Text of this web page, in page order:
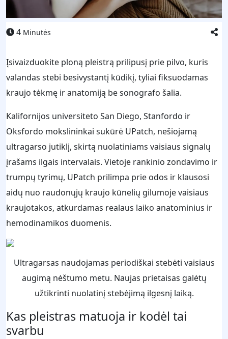
4 Minutės
Įsivaizduokite ploną pleistrą prilipusį prie pilvo, kuris
valandas stebi besivystantį kūdikį, tyliai fiksuodamas
kraujo tėkmę ir anatomiją be sonografo šalia.
Kalifornijos universiteto San Diego, Stanfordo ir
Oksfordo mokslininkai sukūrė UPatch, nešiojamą
ultragarso jutiklį, skirtą nuolatiniams vaisiaus signalų
įrašams ilgais intervalais. Vietoje rankinio zondavimo ir
trumpų tyrimų, UPatch prilimpa prie odos ir klausosi
aidų nuo raudonųjų kraujo kūnelių gilumoje vaisiaus
kraujotakos, atkurdamas realaus laiko anatominius ir
hemodinamikos duomenis.
Ultragarsas naudojamas periodiškai stebėti vaisiaus
augimą nėštumo metu. Naujas prietaisas galėtų
užtikrinti nuolatinį stebėjimą ilgesnį laiką.
Kas pleistras matuoja ir kodėl tai
svarbu